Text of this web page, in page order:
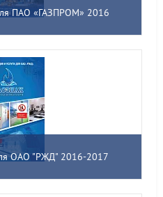
ПАО «ГАЗПРОМ» 2016
ОАО "РЖД" 2016-2017